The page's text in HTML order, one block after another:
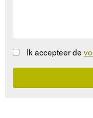
Ik accepteer de